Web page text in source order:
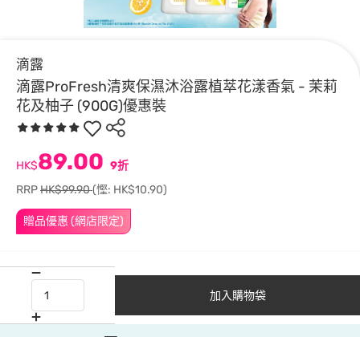
滴露
滴露ProFresh清爽保濕沐浴露植萃花漾香氣 - 茉莉
花及柚子 (900G)優惠裝
贈品優惠 (網店限定)
HK$89.00 9折
RRPHK$99.90(慳: HK$10.90)
加入購物袋